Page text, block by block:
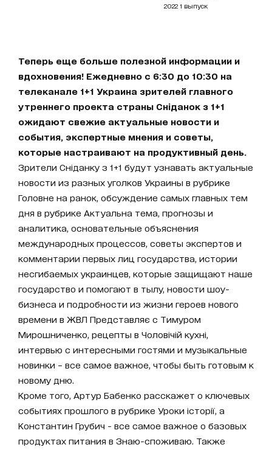
2022 1 выпуск
Теперь еще больше полезной информации и
вдохновения! Ежедневно с 6:30 до 10:30 на
телеканале 1+1 Украина зрителей главного
утреннего проекта страны Сніданок з 1+1
ожидают свежие актуальные новости и
события, экспертные мнения и советы,
которые настраивают на продуктивный день.
Зрители Сніданку з 1+1 будут узнавать актуальные
новости из разных уголков Украины в рубрике
Головне на ранок, обсуждение самых главных тем
дня в рубрике Актуальна тема, прогнозы и
аналитика, основательные объяснения
международных процессов, советы экспертов и
комментарии первых лиц государства, истории
несгибаемых украинцев, которые защищают наше
государство и помогают в тылу, новости шоу-
бизнеса и подробности из жизни героев нового
времени в ЖВЛ Представляє с Тимуром
Мирошниченко, рецепты в Чоловічій кухні,
интервью с интересными гостями и музыкальные
новинки – все самое важное, чтобы быть готовым к
новому дню.
Кроме того, Артур Бабенко расскажет о ключевых
событиях прошлого в рубрике Уроки історії, а
Константин Грубич - все самое важное о базовых
продуктах питания в Знаю-споживаю. Также